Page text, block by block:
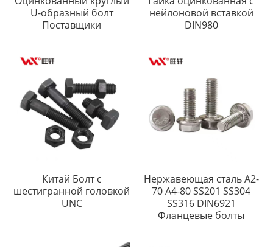
U-образный болт
Поставщики
нейлоновой вставкой
DIN980
Китай Болт с
шестигранной головкой
UNC
Нержавеющая сталь A2-
70 A4-80 SS201 SS304
SS316 DIN6921
Фланцевые болты